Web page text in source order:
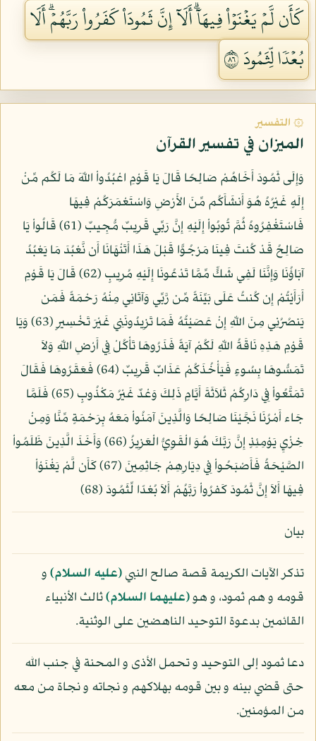
كَأَن لَّمۡ يَغۡنَوۡاْ فِيهَآۗ أَلَآ إِنَّ ثَمُودَاْ كَفَرُواْ رَبَّهُمۡۗ أَلَا
بُعۡدٗا لِّثَمُودَ ٦٨
۞ التفسير
الميزان في تفسير القرآن
وَإِلَى ثَمُودَ أَخَاهُمْ صَالِحًا قَالَ يَا قَوْمِ اعْبُدُواْ اللّهَ مَا لَكُم مِّنْ
إِلَهٍ غَيْرُهُ هُوَ أَنشَأَكُم مِّنَ الأَرْضِ وَاسْتَعْمَرَكُمْ فِيهَا
فَاسْتَغْفِرُوهُ ثُمَّ تُوبُواْ إِلَيْهِ إِنَّ رَبِّي قَرِيبٌ مُّجِيبٌ (61) قَالُواْ يَا
صَالِحُ قَدْ كُنتَ فِينَا مَرْجُوًّا قَبْلَ هَذَا أَتَنْهَانَا أَن نَّعْبُدَ مَا يَعْبُدُ
آبَاؤُنَا وَإِنَّنَا لَفِي شَكٍّ مِّمَّا تَدْعُونَا إِلَيْهِ مُرِيبٍ (62) قَالَ يَا قَوْمِ
أَرَأَيْتُمْ إِن كُنتُ عَلَى بَيِّنَةً مِّن رَّبِّي وَآتَانِي مِنْهُ رَحْمَةً فَمَن
يَنصُرُنِي مِنَ اللّهِ إِنْ عَصَيْتُهُ فَمَا تَزِيدُونَنِي غَيْرَ تَخْسِيرٍ (63) وَيَا
قَوْمِ هَذِهِ نَاقَةُ اللّهِ لَكُمْ آيَةً فَذَرُوهَا تَأْكُلْ فِي أَرْضِ اللّهِ وَلاَ
تَمَسُّوهَا بِسُوءٍ فَيَأْخُذَكُمْ عَذَابٌ قَرِيبٌ (64) فَعَقَرُوهَا فَقَالَ
تَمَتَّعُواْ فِي دَارِكُمْ ثَلاَثَةَ أَيَّامٍ ذَلِكَ وَعْدٌ غَيْرُ مَكْذُوبٍ (65) فَلَمَّا
جَاء أَمْرُنَا نَجَّيْنَا صَالِحًا وَالَّذِينَ آمَنُواْ مَعَهُ بِرَحْمَةٍ مِّنَّا وَمِنْ
خِزْيِ يَوْمِئِذٍ إِنَّ رَبَّكَ هُوَ الْقَوِيُّ الْعَزِيزُ (66) وَأَخَذَ الَّذِينَ ظَلَمُواْ
الصَّيْحَةُ فَأَصْبَحُواْ فِي دِيَارِهِمْ جَاثِمِينَ (67) كَأَن لَّمْ يَغْنَوْاْ
فِيهَا أَلاَ إِنَّ ثَمُودَ كَفرُواْ رَبَّهُمْ أَلاَ بُعْدًا لِّثَمُودَ (68)
بيان
تذكر الآيات الكريمة قصة صالح النبي(عليه السلام)و
قومه و هم ثمود، و هو(عليهما السلام)ثالث الأنبياء
القائمين بدعوة التوحيد الناهضين على الوثنية.
دعا ثمود إلى التوحيد و تحمل الأذى و المحنة في جنب الله
حتى قضي بينه و بين قومه بهلاكهم و نجاته و نجاة من معه
من المؤمنين.